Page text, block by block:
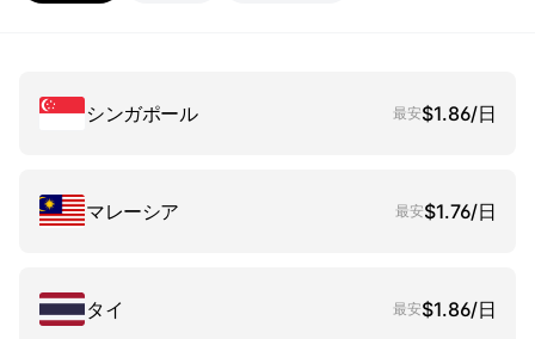
シンガポール 最安$1.86/日
マレーシア 最安$1.76/日
タイ 最安$1.86/日